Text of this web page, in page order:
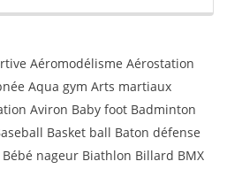
Aéromodélisme Aérostation
Aqua gym Arts martiaux
Aviron Baby foot Badminton
Basket ball Baton défense
nageur Biathlon Billard BMX